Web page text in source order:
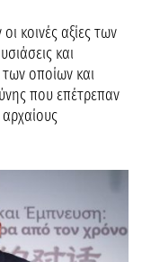
κοινές αξίες των
και
οποίων και
που επέτρεπαν